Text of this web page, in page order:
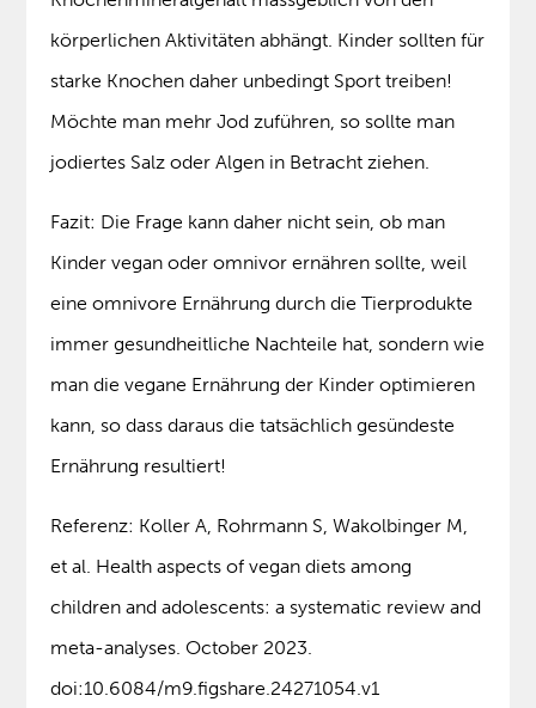
körperlichen Aktivitäten abhängt. Kinder sollten für
starke Knochen daher unbedingt Sport treiben!
Möchte man mehr Jod zuführen, so sollte man
jodiertes Salz oder Algen in Betracht ziehen.
Fazit: Die Frage kann daher nicht sein, ob man
Kinder vegan oder omnivor ernähren sollte, weil
eine omnivore Ernährung durch die Tierprodukte
immer gesundheitliche Nachteile hat, sondern wie
man die vegane Ernährung der Kinder optimieren
kann, so dass daraus die tatsächlich gesündeste
Ernährung resultiert!
Referenz: Koller A, Rohrmann S, Wakolbinger M,
et al. Health aspects of vegan diets among
children and adolescents: a systematic review and
meta-analyses. October 2023.
doi:10.6084/m9.figshare.24271054.v1